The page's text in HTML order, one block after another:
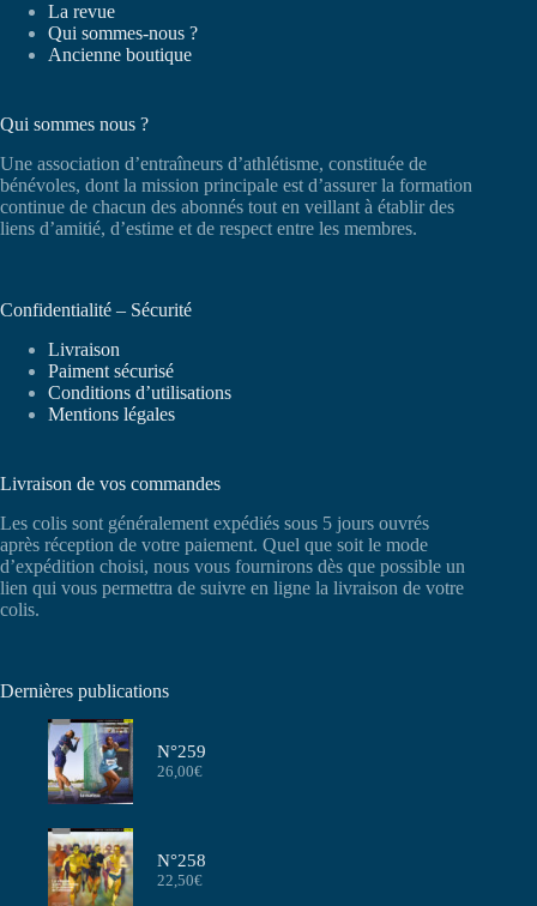
La revue
Qui sommes-nous ?
Ancienne boutique
Qui sommes nous ?
Une association d’entraîneurs d’athlétisme, constituée de
bénévoles, dont la mission principale est d’assurer la formation
continue de chacun des abonnés tout en veillant à établir des
liens d’amitié, d’estime et de respect entre les membres.
Confidentialité – Sécurité
Livraison
Paiment sécurisé
Conditions d’utilisations
Mentions légales
Livraison de vos commandes
Les colis sont généralement expédiés sous 5 jours ouvrés
après réception de votre paiement. Quel que soit le mode
d’expédition choisi, nous vous fournirons dès que possible un
lien qui vous permettra de suivre en ligne la livraison de votre
colis.
Dernières publications
N°259
26,00€
N°258
22,50€